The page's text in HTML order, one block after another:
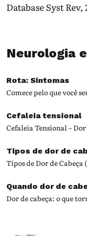
Database Syst Rev,
Neurologia
Rota: Sintomas
Comece pelo que você
Cefaleia tensional
Cefaleia Tensional –
Tipos de dor de
Tipos de Dor de
Quando dor de
Dor de cabeça: o que